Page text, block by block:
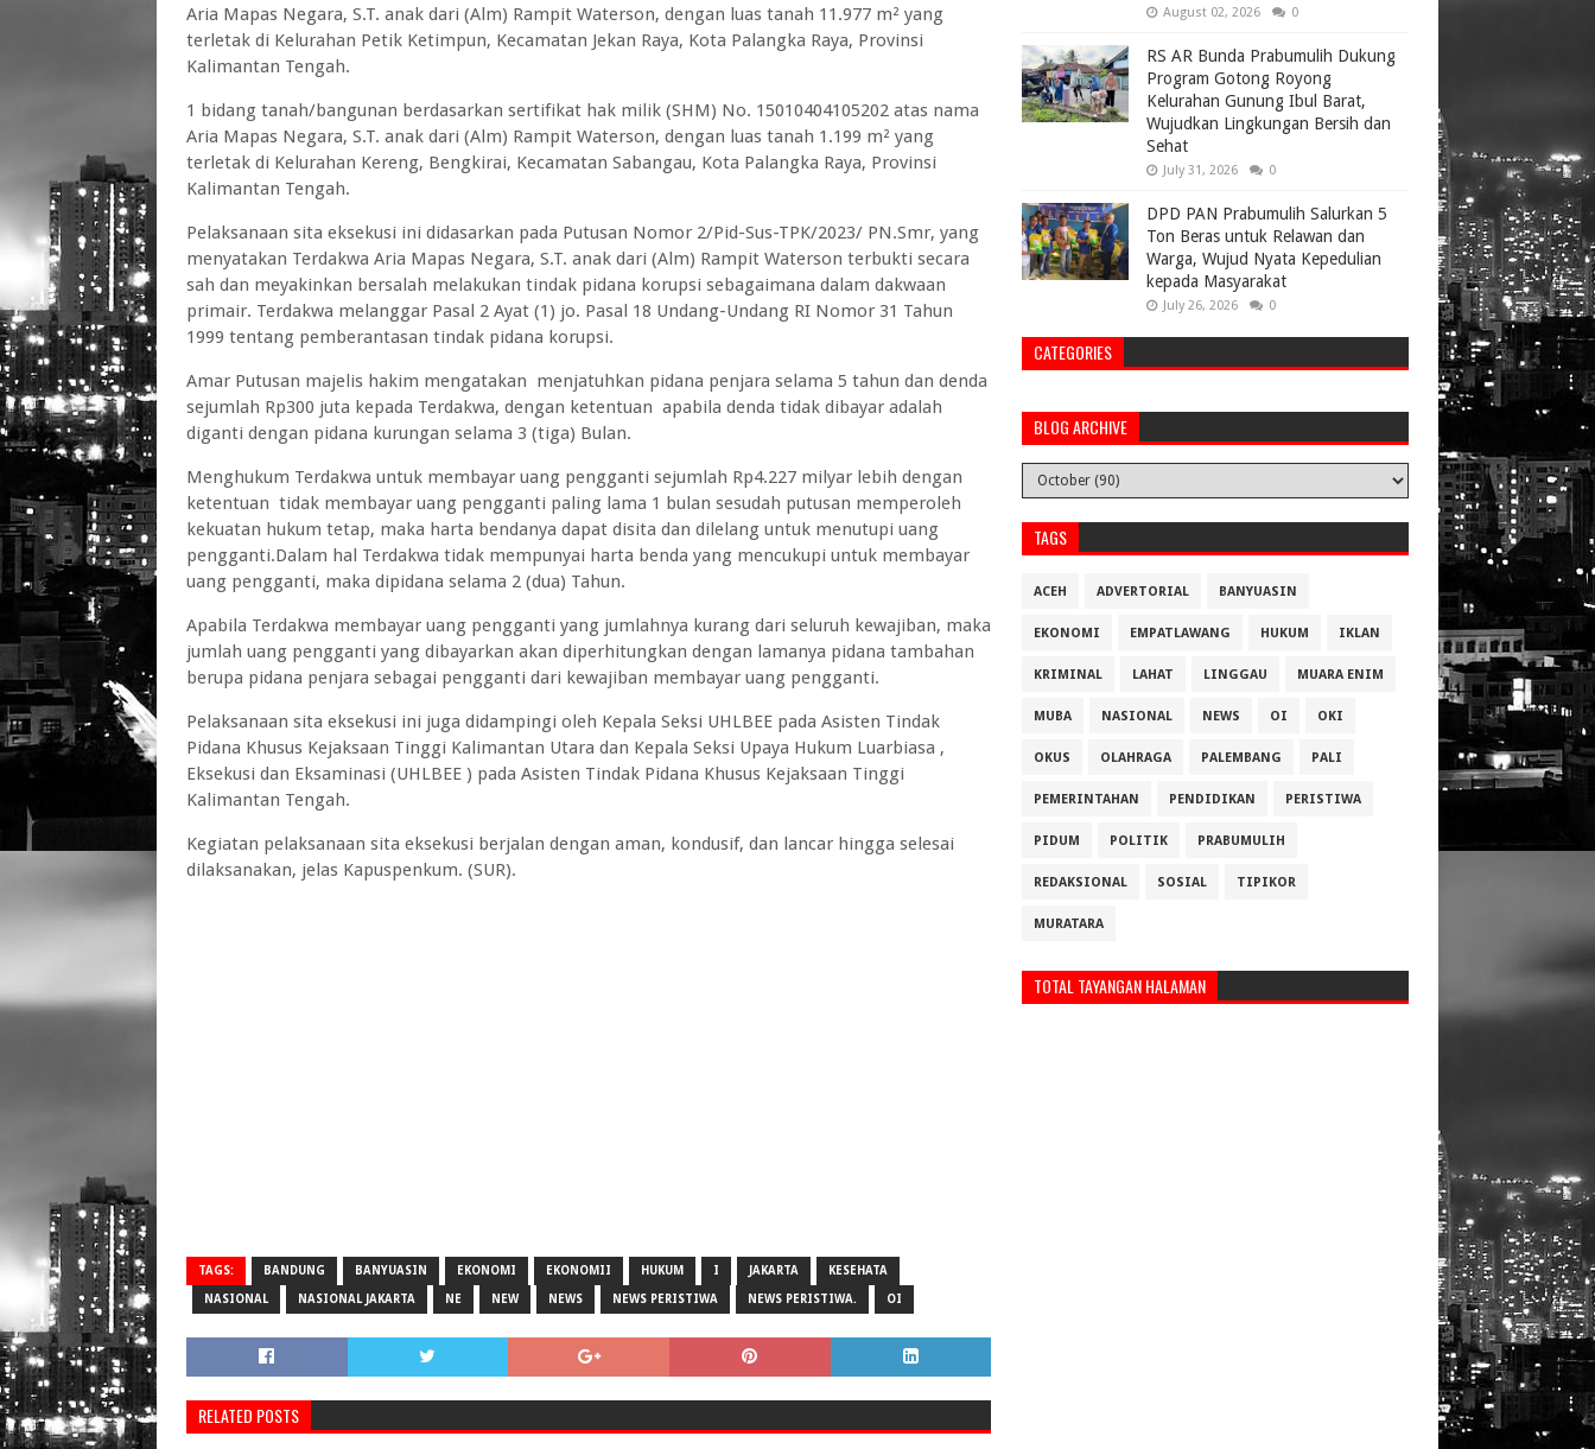
Aria Mapas Negara, S.T. anak dari (Alm) Rampit Waterson, dengan luas tanah 11.977 m² yang
terletak di Kelurahan Petik Ketimpun, Kecamatan Jekan Raya, Kota Palangka Raya, Provinsi
Kalimantan Tengah.
1 bidang tanah/bangunan berdasarkan sertifikat hak milik (SHM) No. 15010404105202 atas nama
Aria Mapas Negara, S.T. anak dari (Alm) Rampit Waterson, dengan luas tanah 1.199 m² yang
terletak di Kelurahan Kereng, Bengkirai, Kecamatan Sabangau, Kota Palangka Raya, Provinsi
Kalimantan Tengah.
Pelaksanaan sita eksekusi ini didasarkan pada Putusan Nomor 2/Pid-Sus-TPK/2023/ PN.Smr, yang
menyatakan Terdakwa Aria Mapas Negara, S.T. anak dari (Alm) Rampit Waterson terbukti secara
sah dan meyakinkan bersalah melakukan tindak pidana korupsi sebagaimana dalam dakwaan
primair. Terdakwa melanggar Pasal 2 Ayat (1) jo. Pasal 18 Undang-Undang RI Nomor 31 Tahun
1999 tentang pemberantasan tindak pidana korupsi.
Amar Putusan majelis hakim mengatakan menjatuhkan pidana penjara selama 5 tahun dan denda
sejumlah Rp300 juta kepada Terdakwa, dengan ketentuan apabila denda tidak dibayar adalah
diganti dengan pidana kurungan selama 3 (tiga) Bulan.
Menghukum Terdakwa untuk membayar uang pengganti sejumlah Rp4.227 milyar lebih dengan
ketentuan tidak membayar uang pengganti paling lama 1 bulan sesudah putusan memperoleh
kekuatan hukum tetap, maka harta bendanya dapat disita dan dilelang untuk menutupi uang
pengganti.Dalam hal Terdakwa tidak mempunyai harta benda yang mencukupi untuk membayar
uang pengganti, maka dipidana selama 2 (dua) Tahun.
Apabila Terdakwa membayar uang pengganti yang jumlahnya kurang dari seluruh kewajiban, maka
jumlah uang pengganti yang dibayarkan akan diperhitungkan dengan lamanya pidana tambahan
berupa pidana penjara sebagai pengganti dari kewajiban membayar uang pengganti.
Pelaksanaan sita eksekusi ini juga didampingi oleh Kepala Seksi UHLBEE pada Asisten Tindak
Pidana Khusus Kejaksaan Tinggi Kalimantan Utara dan Kepala Seksi Upaya Hukum Luarbiasa ,
Eksekusi dan Eksaminasi (UHLBEE ) pada Asisten Tindak Pidana Khusus Kejaksaan Tinggi
Kalimantan Tengah.
Kegiatan pelaksanaan sita eksekusi berjalan dengan aman, kondusif, dan lancar hingga selesai
dilaksanakan, jelas Kapuspenkum. (SUR).
TAGS: BANDUNG BANYUASIN EKONOMI EKONOMII HUKUM I JAKARTA KESEHATA
NASIONAL NASIONAL JAKARTA NE NEW NEWS NEWS PERISTIWA NEWS PERISTIWA. OI
RELATED POSTS
August 02, 2026 0
RS AR Bunda Prabumulih Dukung
Program Gotong Royong
Kelurahan Gunung Ibul Barat,
Wujudkan Lingkungan Bersih dan
Sehat
July 31, 2026 0
DPD PAN Prabumulih Salurkan 5
Ton Beras untuk Relawan dan
Warga, Wujud Nyata Kepedulian
kepada Masyarakat
July 26, 2026 0
CATEGORIES
BLOG ARCHIVE
TAGS
ACEH ADVERTORIAL BANYUASIN
EKONOMI EMPATLAWANG HUKUM IKLAN
KRIMINAL LAHAT LINGGAU MUARA ENIM
MUBA NASIONAL NEWS OI OKI
OKUS OLAHRAGA PALEMBANG PALI
PEMERINTAHAN PENDIDIKAN PERISTIWA
PIDUM POLITIK PRABUMULIH
REDAKSIONAL SOSIAL TIPIKOR
MURATARA
TOTAL TAYANGAN HALAMAN